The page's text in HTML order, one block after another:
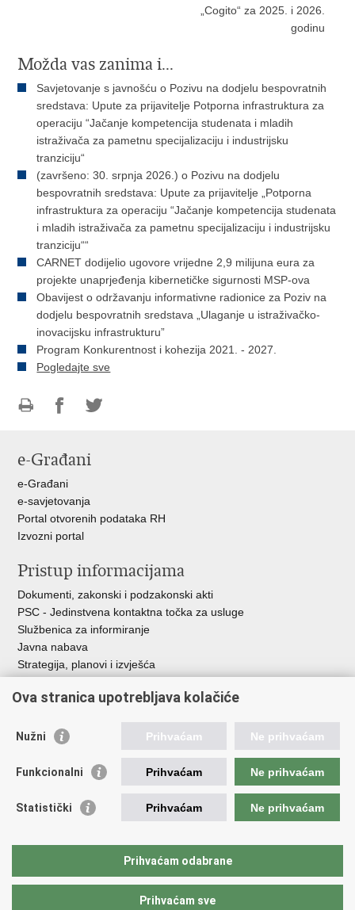
„Cogito“ za 2025. i 2026.
godinu
Možda vas zanima i...
Savjetovanje s javnošću o Pozivu na dodjelu bespovratnih
sredstava: Upute za prijavitelje Potporna infrastruktura za
operaciju “Jačanje kompetencija studenata i mladih
istraživača za pametnu specijalizaciju i industrijsku
tranziciju“
(završeno: 30. srpnja 2026.) o Pozivu na dodjelu
bespovratnih sredstava: Upute za prijavitelje „Potporna
infrastruktura za operaciju “Jačanje kompetencija studenata
i mladih istraživača za pametnu specijalizaciju i industrijsku
tranziciju““
CARNET dodijelio ugovore vrijedne 2,9 milijuna eura za
projekte unaprjeđenja kibernetičke sigurnosti MSP-ova
Obavijest o održavanju informativne radionice za Poziv na
dodjelu bespovratnih sredstava „Ulaganje u istraživačko-
inovacijsku infrastrukturu”
Program Konkurentnost i kohezija 2021. - 2027.
Pogledajte sve
FacebookuTwitteru
e-Građani
e-Građani
e-savjetovanja
Portal otvorenih podataka RH
Izvozni portal
Pristup informacijama
Dokumenti, zakonski i podzakonski akti
PSC - Jedinstvena kontaktna točka za usluge
Službenica za informiranje
Javna nabava
Strategija, planovi i izvješća
Korisne poveznice
Vlada RH
ASOO
CARNET
Ova stranica upotrebljava kolačiće
Nužni Prihvaćam Ne prihvaćam
Funkcionalni Prihvaćam Ne prihvaćam
Statistički Prihvaćam Ne prihvaćam
Prihvaćam odabrane
Prihvaćam sve